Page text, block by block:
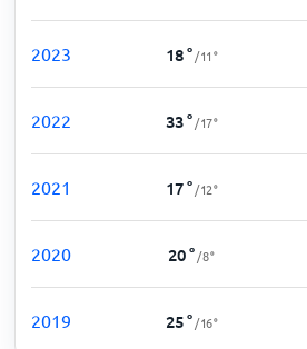
2023 18° /11°
2022 33° /17°
2021 17° /12°
2020 20° /8°
2019 25° /16°